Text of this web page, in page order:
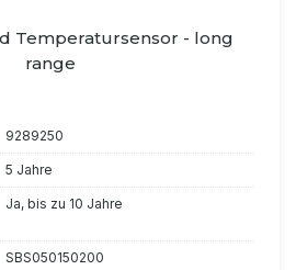
Temperatursensor - long
range
9289250
5 Jahre
Ja, bis zu 10 Jahre
SBS050150200